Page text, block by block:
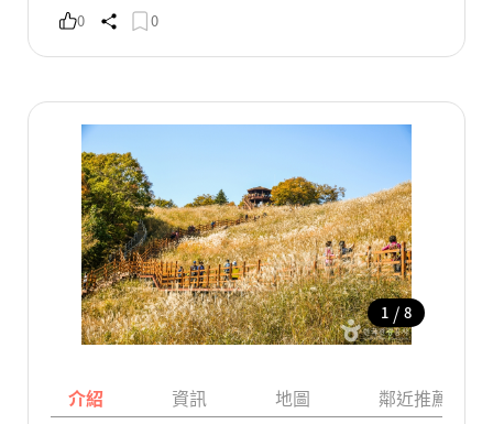
0 0
1 / 8
介紹 資訊 地圖 鄰近推薦景點